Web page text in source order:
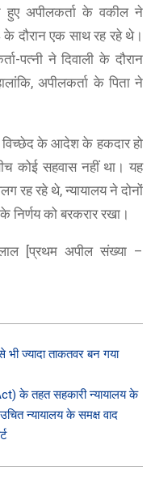
हुए अपीलकर्ता के वकील ने
के दौरान एक साथ रह रहे थे।
पत्नी ने दिवाली के दौरान
अपीलकर्ता के पिता ने
विच्छेद के आदेश के हकदार हो
कोई सहवास नहीं था। यह
रह रहे थे, न्यायालय ने दोनों
निर्णय को बरकरार रखा।
लाल [प्रथम अपील संख्या –
ज्यादा ताकतवर बन गया
के तहत सहकारी न्यायालय के
न्यायालय के समक्ष वाद